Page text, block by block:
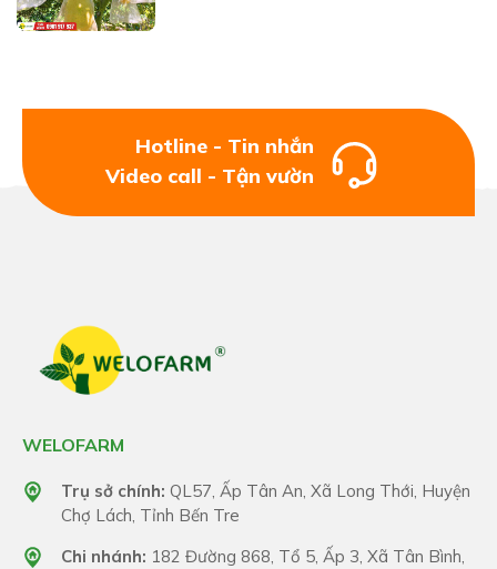
Hotline - Tin nhắn
Video call - Tận vườn
WELOFARM
Trụ sở chính: QL57, Ấp Tân An, Xã Long Thới, Huyện
Chợ Lách, Tỉnh Bến Tre
Chi nhánh: 182 Đường 868, Tổ 5, Ấp 3, Xã Tân Bình,